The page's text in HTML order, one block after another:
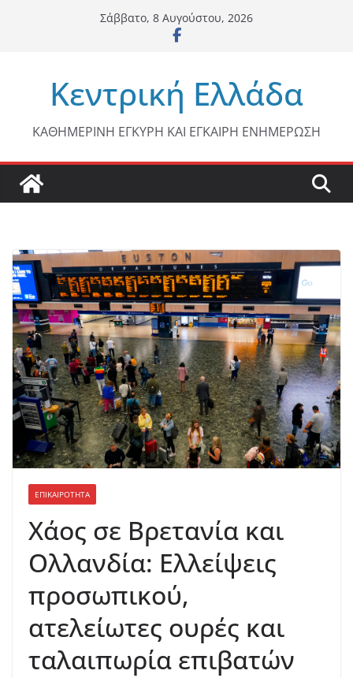
Σάββατο, 8 Αυγούστου, 2026
Κεντρική Ελλάδα
ΚΑΘΗΜΕΡΙΝΗ ΕΓΚΥΡΗ ΚΑΙ ΕΓΚΑΙΡΗ ΕΝΗΜΕΡΩΣΗ
ΕΠΙΚΑΙΡΟΤΗΤΑ
Χάος σε Βρετανία και
Ολλανδία: Ελλείψεις
προσωπικού,
ατελείωτες ουρές και
ταλαιπωρία επιβατών